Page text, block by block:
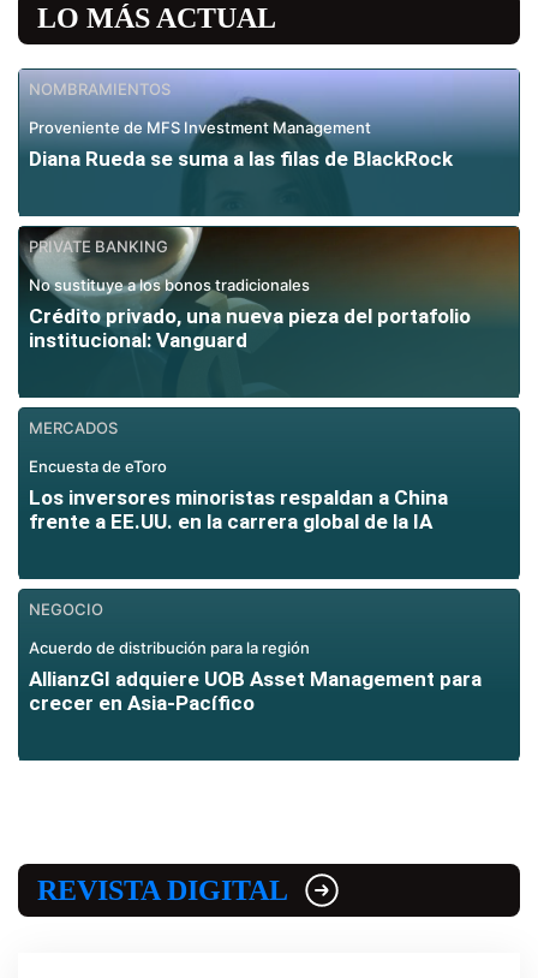
LO MÁS ACTUAL
NOMBRAMIENTOS
Proveniente de MFS Investment Management
Diana Rueda se suma a las filas de BlackRock
PRIVATE BANKING
No sustituye a los bonos tradicionales
Crédito privado, una nueva pieza del portafolio
institucional: Vanguard
MERCADOS
Encuesta de eToro
Los inversores minoristas respaldan a China
frente a EE.UU. en la carrera global de la IA
NEGOCIO
Acuerdo de distribución para la región
AllianzGI adquiere UOB Asset Management para
crecer en Asia-Pacífico
REVISTA DIGITAL